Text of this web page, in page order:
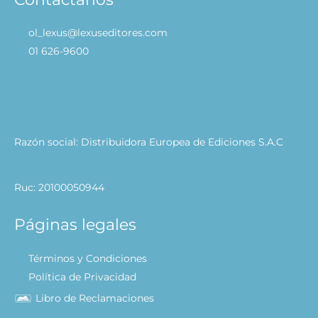
ol_lexus@lexuseditores.com
01 626-9600
Razón social: Distribuidora Europea de Ediciones S.A.C
Ruc: 20100050944
Páginas legales
Términos y Condiciones
Política de Privacidad
Libro de Reclamaciones